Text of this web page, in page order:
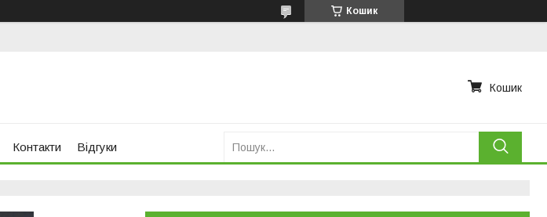
Кошик
Кошик
Контакти Відгуки